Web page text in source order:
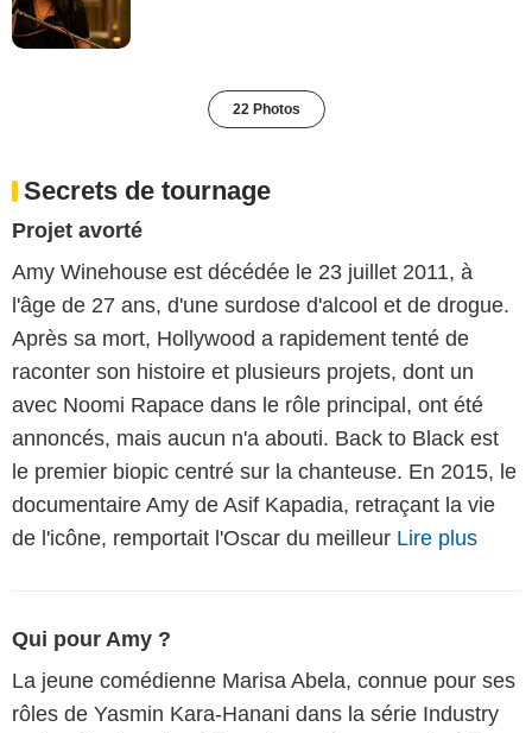
22 Photos
Secrets de tournage
Projet avorté
Amy Winehouse est décédée le 23 juillet 2011, à
l'âge de 27 ans, d'une surdose d'alcool et de drogue.
Après sa mort, Hollywood a rapidement tenté de
raconter son histoire et plusieurs projets, dont un
avec Noomi Rapace dans le rôle principal, ont été
annoncés, mais aucun n'a abouti. Back to Black est
le premier biopic centré sur la chanteuse. En 2015, le
documentaire Amy de Asif Kapadia, retraçant la vie
de l'icône, remportait l'Oscar du meilleur Lire plus
Qui pour Amy ?
La jeune comédienne Marisa Abela, connue pour ses
rôles de Yasmin Kara-Hanani dans la série Industry